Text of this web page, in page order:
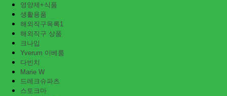
영양제+식품
생활용품
해외직구목록1
해외직구 상품
크나입
Yverum 이베룸
다빈치
Marie W
드레크슈파츠
스토크마